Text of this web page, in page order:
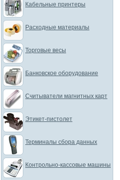
Кабельные принтеры
Расходные материалы
Торговые весы
Банковское оборудование
Считыватели магнитных карт
Этикет-пистолет
Терминалы сбора данных
Контрольно-кассовые машины